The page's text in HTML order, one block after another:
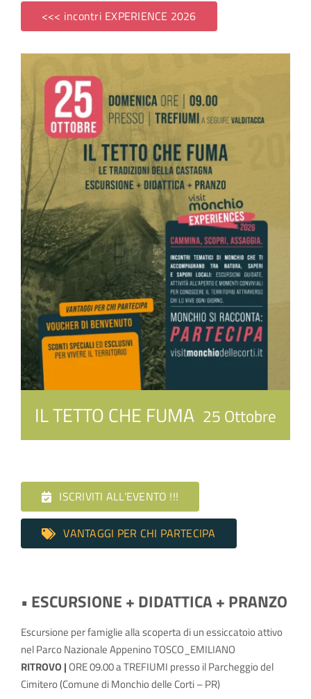
SITO ISTITUZIONALE
<<< incontri EXPERIENCE 2026
IL TETTO CHE FUMA 25 Ottobre
ISCRIVITI ALL’EVENTO !!!
VANTAGGI PER CHI PARTECIPA
• ESCURSIONE + DIDATTICA + PRANZO
Escursione per famiglie alla scoperta di un essiccatoio attivo
nel Parco Nazionale Appenino TOSCO_EMILIANO
RITROVO | ORE 09.00 a TREFIUMI presso il Parcheggio del
Cimitero (Comune di Monchio delle Corti – PR)